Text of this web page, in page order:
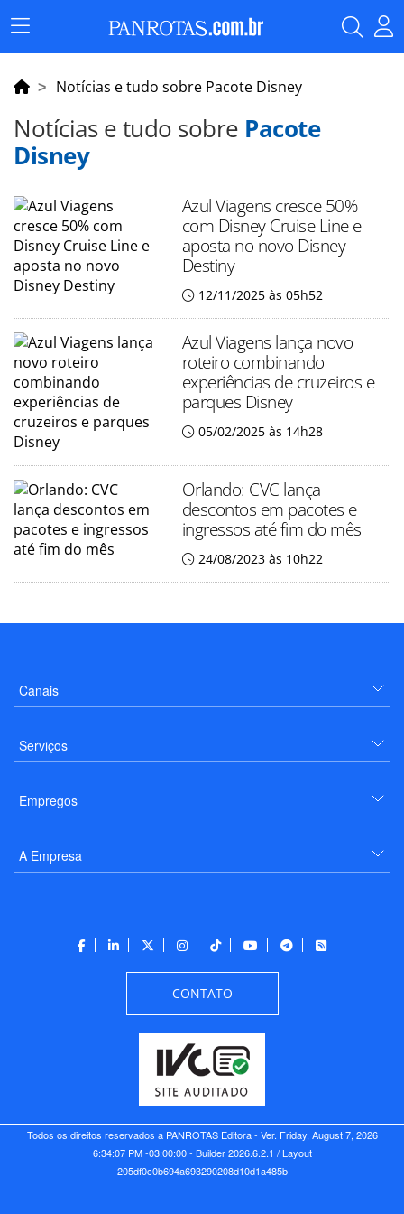
Menu
Principal
Notícias e tudo sobre Pacote Disney
Notícias e tudo sobre Pacote
Disney
Azul Viagens cresce 50%
com Disney Cruise Line e
aposta no novo Disney
Destiny
12/11/2025 às 05h52
Azul Viagens lança novo
roteiro combinando
experiências de cruzeiros e
parques Disney
05/02/2025 às 14h28
Orlando: CVC lança
descontos em pacotes e
ingressos até fim do mês
24/08/2023 às 10h22
Canais
Serviços
Empregos
A Empresa
CONTATO
Todos os direitos reservados a PANROTAS Editora - Ver. Friday, August 7, 2026
6:34:07 PM -03:00:00 - Builder 2026.6.2.1 / Layout
205df0c0b694a693290208d10d1a485b